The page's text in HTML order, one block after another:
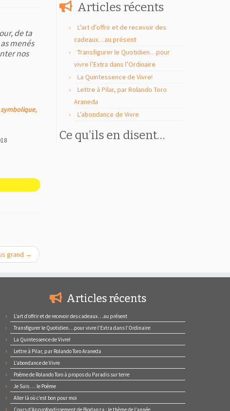
de ta
menés
nos
grand →
Articles récents
L’art d’offrir et de recevoir des
cadeaux…au présent
Transfigurer le Quotidien…pour
vivre l’Extra dans l’Ordinaire
La Quintessence de Vivre!
Lettre à Pilar, par Rolando Toro
Araneda
L’abondance de Vivre
Ce qu’ils en disent…
Articles récents
L’art d’offrir et de recevoir des cadeaux…au présent
Transfigurer le Quotidien…pour vivre l’Extra dans l’Ordinaire
La Quintessence de Vivre!
Lettre à Pilar, par Rolando Toro Araneda
L’abondance de Vivre
Poème de Rolando Toro à propos du Paradis sur terre
Je Suis … le Poème
Aller là où c’est bon pour moi
Cours d’Approfondissement de Biodanza : le thème de l’année